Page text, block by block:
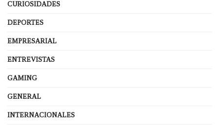
CURIOSIDADES
DEPORTES
EMPRESARIAL
ENTREVISTAS
GAMING
GENERAL
INTERNACIONALES